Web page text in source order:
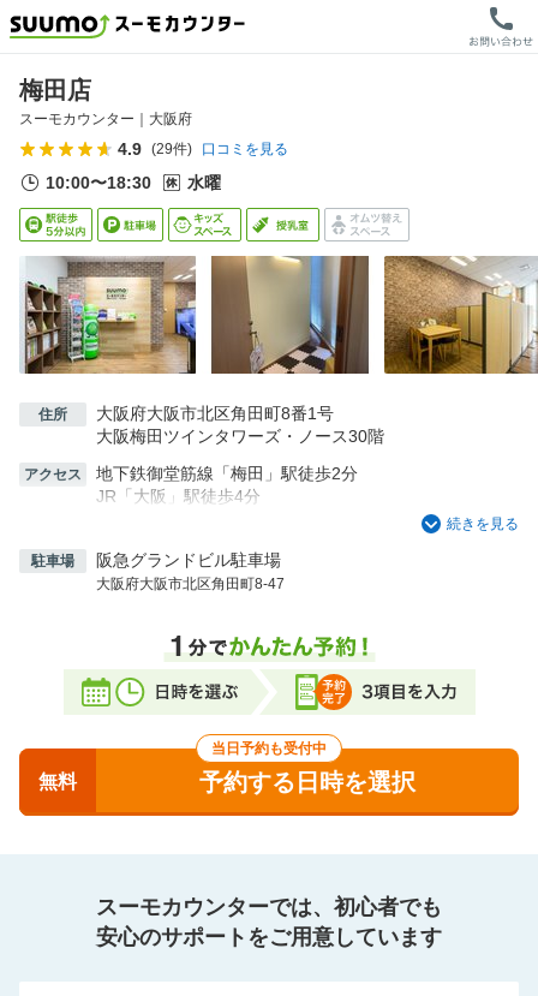
梅田店
スーモカウンター｜ 大阪府
4.9 (29件) 口コミを見る
10:00〜18:30 水曜
住所
大阪府大阪市北区角田町8番1号
大阪梅田ツインタワーズ・ノース30階
アクセス
地下鉄御堂筋線「梅田」駅徒歩2分
JR「大阪」駅徒歩4分
阪急百貨店うめだ本店の上階になりますが入口が異なり
阪急百貨店1階の御堂筋側の出口15を出てナビオ側すぐ
隣がオフィスタワーの入り口です。
乗っていただき15階で乗り換えてください。
続きを見る
駐車場 阪急グランドビル駐車場
大阪府大阪市北区角田町8-47
当日予約も受付中
無料 予約する日時を選択
スーモカウンターでは、初心者でも
安心のサポートをご用意しています